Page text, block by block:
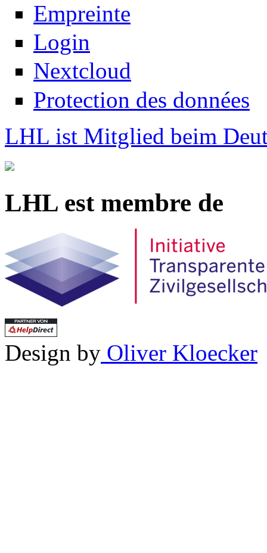
Empreinte
Login
Nextcloud
Protection des données
LHL ist Mitglied beim
LHL est membre de
Design by Oliver Kloecker